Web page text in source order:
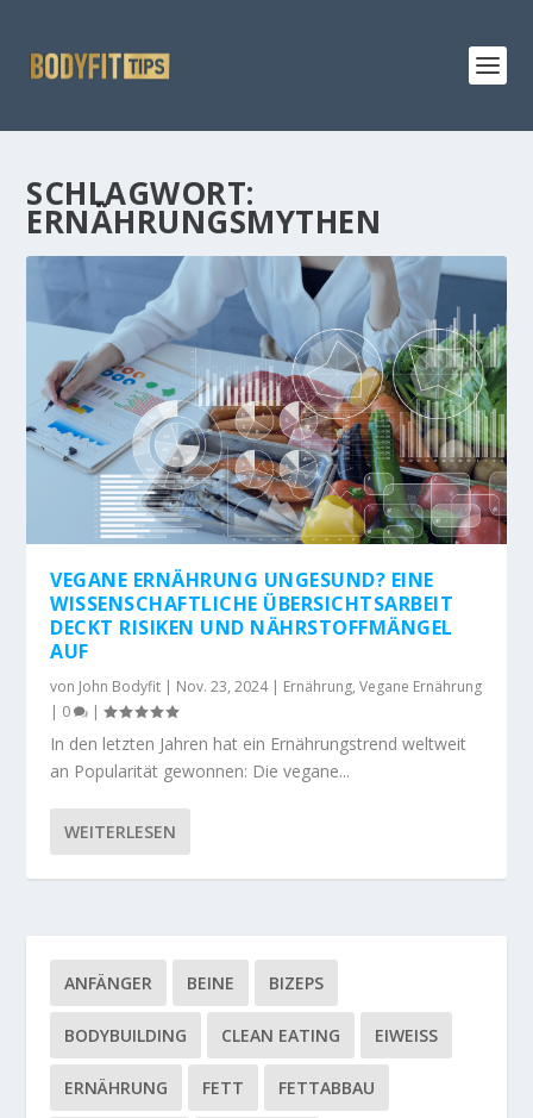
SCHLAGWORT:
ERNÄHRUNGSMYTHEN
VEGANE ERNÄHRUNG UNGESUND? EINE
WISSENSCHAFTLICHE ÜBERSICHTSARBEIT
DECKT RISIKEN UND NÄHRSTOFFMÄNGEL
AUF
von John Bodyfit | Nov. 23, 2024| Ernährung,Vegane Ernährung
| 0 |
In den letzten Jahren hat ein Ernährungstrend weltweit
an Popularität gewonnen: Die vegane...
WEITERLESEN
ANFÄNGER BEINE BIZEPS
BODYBUILDING CLEAN EATING EIWEISS
ERNÄHRUNG FETT FETTABBAU